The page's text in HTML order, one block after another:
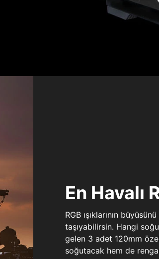
En Havalı
RGB ışıklarının
taşıyabilirsin. Hangi
gelen 3 adet 120mm
soğutacak hem de